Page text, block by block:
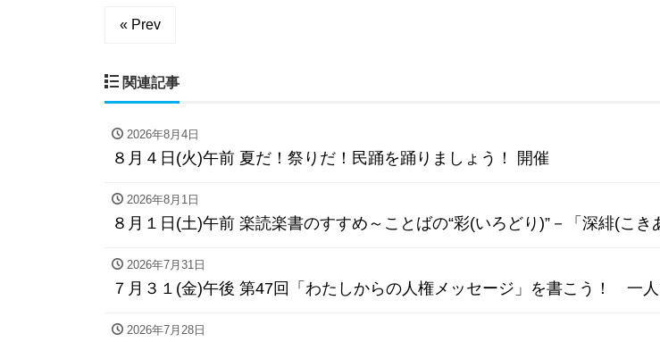
« Prev
関連記事
2026年8月4日
８月４日(火)午前 夏だ！祭りだ！民踊を踊りましょう！ 開催
2026年8月1日
８月１日(土)午前 楽読楽書のすすめ～ことばの“彩(いろどり)”－「深緋(こき
2026年7月31日
７月３１(金)午後 第47回「わたしからの人権メッセージ」を書こう！ 一
2026年7月28日